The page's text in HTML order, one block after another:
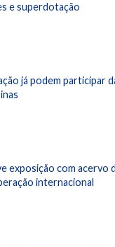
e superdotação
já podem participar
exposição com acervo
internacional